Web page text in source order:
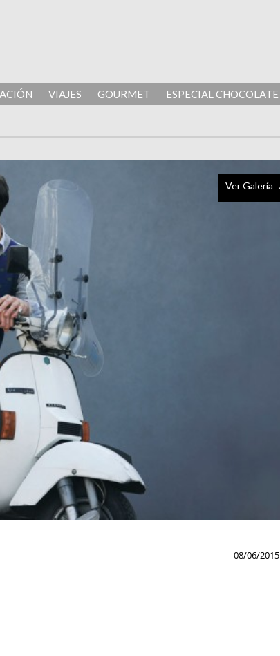
VIAJES GOURMET ESPECIAL CHOCOLATE
Ver Galería
08/06/2015